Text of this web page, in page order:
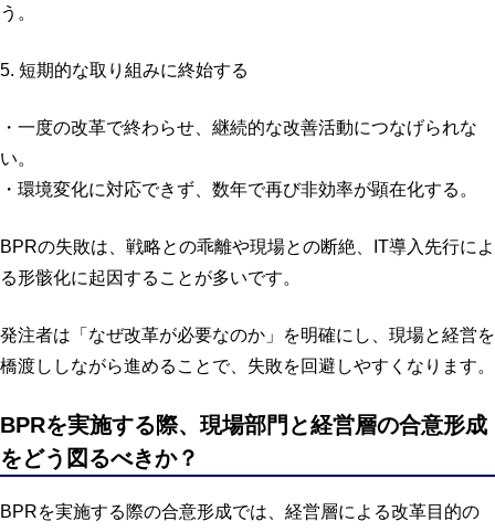
う。
5. 短期的な取り組みに終始する
・一度の改革で終わらせ、継続的な改善活動につなげられな
い。
・環境変化に対応できず、数年で再び非効率が顕在化する。
BPRの失敗は、戦略との乖離や現場との断絶、IT導入先行によ
る形骸化に起因することが多いです。
発注者は「なぜ改革が必要なのか」を明確にし、現場と経営を
橋渡ししながら進めることで、失敗を回避しやすくなります。
BPRを実施する際、現場部門と経営層の合意形成
をどう図るべきか？
BPRを実施する際の合意形成では、経営層による改革目的の